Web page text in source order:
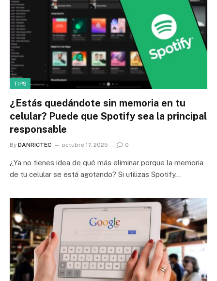
TIPS
¿Estás quedándote sin memoria en tu
celular? Puede que Spotify sea la principal
responsable
By DANRICTEC octubre 17, 2025 0
¿Ya no tienes idea de qué más eliminar porque la memoria
de tu celular se está agotando? Si utilizas Spotify…